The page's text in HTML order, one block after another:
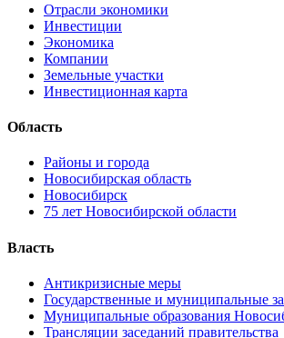
Отрасли экономики
Инвестиции
Экономика
Компании
Земельные участки
Инвестиционная карта
Область
Районы и города
Новосибирская область
Новосибирск
75 лет Новосибирской области
Власть
Антикризисные меры
Государственные и муниципальные
Муниципальные образования
Трансляции заседаний правительства